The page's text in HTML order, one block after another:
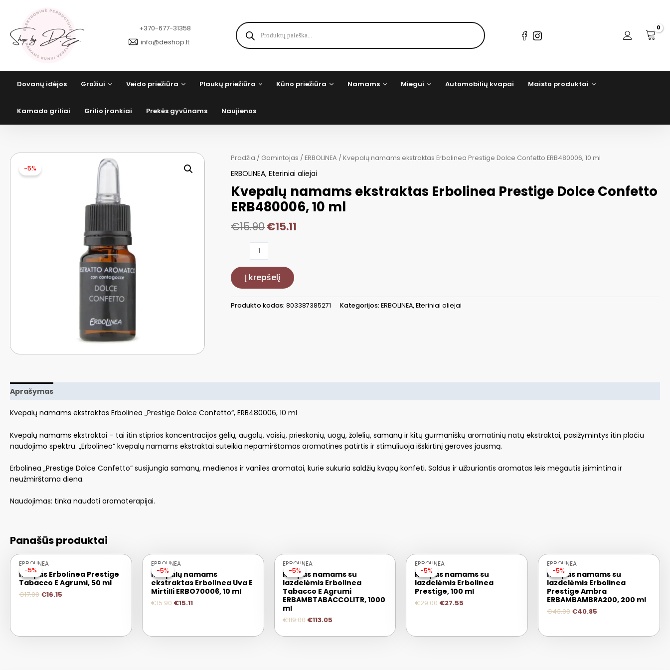
turinio
+370-677-31358
info@deshop.lt
Products
search
Dovanų idėjos Grožiui Veido priežiūra Plaukų priežiūra Kūno priežiūra Namams Miegui Automobilių kvapai Maisto produktai
Kamado griliai Grilio įrankiai Prekės gyvūnams Naujienos
-5%
Pradžia / Gamintojas /ERBOLINEA / Kvepalų namams ekstraktas Erbolinea Prestige Dolce Confetto ERB480006, 10 ml
ERBOLINEA,Eteriniai aliejai
Kvepalų namams ekstraktas Erbolinea Prestige Dolce Confetto
ERB480006, 10 ml
€15.90€15.11
produkto
Kvepalų
namams
ekstraktas
Erbolinea
Į krepšelį
Produkto kodas:803387385271 Kategorijos:ERBOLINEA,Eteriniai aliejai
Aprašymas
Kvepalų namams ekstraktas Erbolinea „Prestige Dolce Confetto“, ERB480006, 10 ml
Kvepalų namams ekstraktai – tai itin stiprios koncentracijos gėlių, augalų, vaisių, prieskonių, uogų, žolelių, samanų ir kitų gurmaniškų aromatinių natų ekstraktai, pasižymintys itin plačiu
naudojimo spektru. „Erbolinea“ kvepalų namams ekstraktai suteikia nepamirštamas aromatines patirtis ir stimuliuoja išskirtinį gerovės jausmą.
Erbolinea „Prestige Dolce Confetto“ susijungia samanų, medienos ir vanilės aromatai, kurie sukuria saldžių kvapų konfeti. Saldus ir užburiantis aromatas leis mėgautis įsimintina ir
neužmirštama diena.
Naudojimas: tinka naudoti aromaterapijai.
Panašūs produktai
-5%
-5%
ERBOLINEA
Kvapas Erbolinea Prestige
Tabacco E Agrumi, 50 ml
€17.00 €16.15
-5%
-5%
ERBOLINEA
Kvepalų namams
ekstraktas Erbolinea Uva E
Mirtilli ERBO70006, 10 ml
€15.90 €15.11
-5%
-5%
ERBOLINEA
Kvapas namams su
lazdelėmis Erbolinea
Tabacco E Agrumi
ERBAMBTABACCOLITR, 1000
ml
€119.00€113.05
-5%
-5%
ERBOLINEA
Kvapas namams su
lazdelėmis Erbolinea
Prestige, 100 ml
€29.00 €27.55
-5%
-5%
ERBOLINEA
Kvapas namams su
lazdelėmis Erbolinea
Prestige Ambra
ERBAMBAMBRA200, 200 ml
€43.00 €40.85